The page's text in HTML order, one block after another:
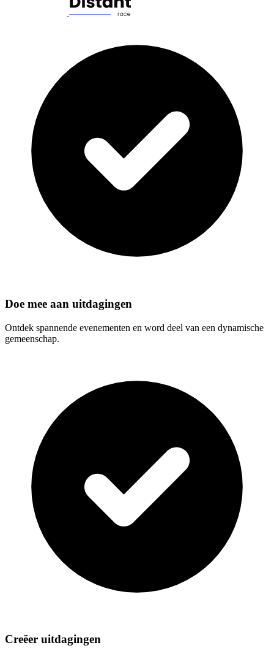
Doe mee aan uitdagingen
Ontdek spannende evenementen en word deel van een dynamische
gemeenschap.
Creëer uitdagingen